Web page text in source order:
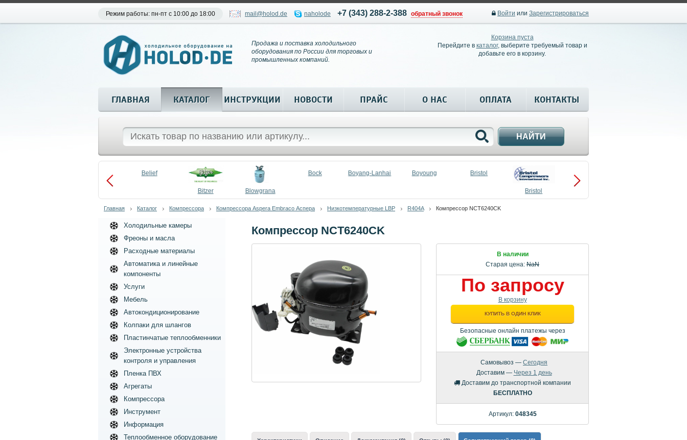
Режим работы: пн-пт с 10:00 до 18:00 mail@holod.de naholode +7 (343) 288-2-388 обратный звонок Войти или Зарегистрироваться
Продажа и поставка холодильного
оборудования по России для торговых и
промышленных компаний.
Корзина пуста
Перейдите в каталог, выберите требуемый товар и
добавьте его в корзину.
ГЛАВНАЯ КАТАЛОГ ИНСТРУКЦИИ НОВОСТИ ПРАЙС О НАС ОПЛАТА КОНТАКТЫ
НАЙТИ
Belief
Bitzer Blowgrana
Bock Boyang-Lanhai Boyoung Bristol
Bristol
Compressors
Главная Каталог Компрессора Компрессора Aspera Embraco Аспера Низкотемпературные LBP R404A Компрессор NCT6240CK
Компрессор NCT6240CK
В наличии
Старая цена: NaN
По запросу
В корзину
КУПИТЬ В ОДИН КЛИК
Безопасные онлайн платежы через
Самовывоз — Сегодня
Доставим — Через 1 день
Доставим до транспортной компании
БЕСПЛАТНО
Артикул: 048345
Холодильные камеры
Фреоны и масла
Расходные материалы
Автоматика и линейные
компоненты
Услуги
Мебель
Автокондиционирование
Колпаки для шлангов
Пластинчатые теплообменники
Электронные устройства
контроля и управления
Пленка ПВХ
Агрегаты
Компрессора
Инструмент
Информация
Теплообменное оборудование